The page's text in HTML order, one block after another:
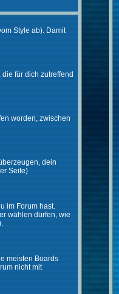
Style ab). Damit
für dich zutreffend
worden, zwischen
dein
Seite)
im Forum hast.
wählen dürfen, wie
meisten Boards
nicht mit